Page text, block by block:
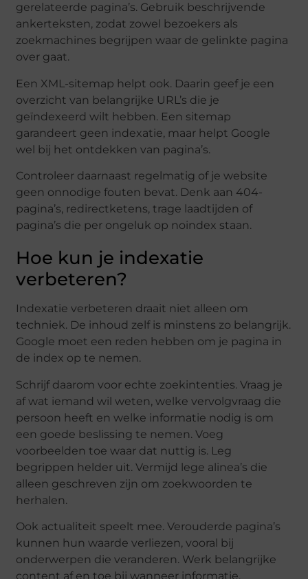
gerelateerde pagina’s. Gebruik beschrijvende
ankerteksten, zodat zowel bezoekers als
zoekmachines begrijpen waar de gelinkte pagina
over gaat.
Een XML-sitemap helpt ook. Daarin geef je een
overzicht van belangrijke URL’s die je
geïndexeerd wilt hebben. Een sitemap
garandeert geen indexatie, maar helpt Google
wel bij het ontdekken van pagina’s.
Controleer daarnaast regelmatig of je website
geen onnodige fouten bevat. Denk aan 404-
pagina’s, redirectketens, trage laadtijden of
pagina’s die per ongeluk op noindex staan.
Hoe kun je indexatie
verbeteren?
Indexatie verbeteren draait niet alleen om
techniek. De inhoud zelf is minstens zo belangrijk.
Google moet een reden hebben om je pagina in
de index op te nemen.
Schrijf daarom voor echte zoekintenties. Vraag je
af wat iemand wil weten, welke vervolgvraag die
persoon heeft en welke informatie nodig is om
een goede beslissing te nemen. Voeg
voorbeelden toe waar dat nuttig is. Leg
begrippen helder uit. Vermijd lege alinea’s die
alleen geschreven zijn om zoekwoorden te
herhalen.
Ook actualiteit speelt mee. Verouderde pagina’s
kunnen hun waarde verliezen, vooral bij
onderwerpen die veranderen. Werk belangrijke
content af en toe bij wanneer informatie,